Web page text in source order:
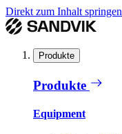
Direkt zum Inhalt springen
Produkte
Produkte
Equipment